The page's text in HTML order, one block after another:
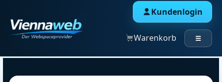
Kundenlogin
Warenkorb ☰